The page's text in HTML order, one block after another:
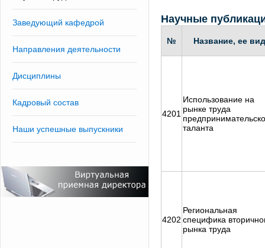
Заведующий кафедрой
Направления деятельности
Дисциплины
Кадровый состав
Наши успешные выпускники
Научные
№ Название, ее вид
4201
Использование на
рынке труда
таланта
4202
Региональная
специфика
рынка труда